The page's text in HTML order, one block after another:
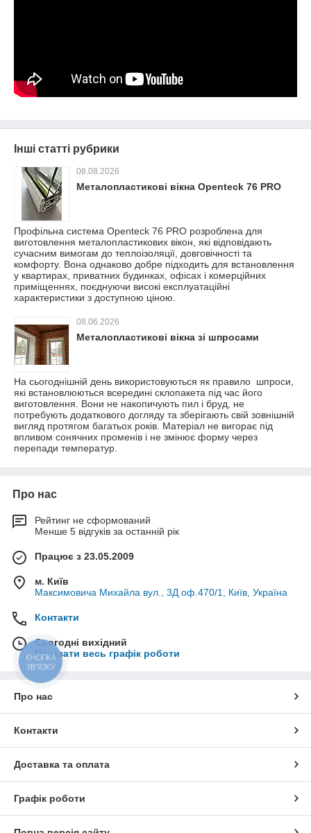
Інші статті рубрики
08.08.2026
Металопластикові вікна Openteck 76 PRO
Профільна система Openteck 76 PRO розроблена для
виготовлення металопластикових вікон, які відповідають
сучасним вимогам до теплоізоляції, довговічності та
комфорту. Вона однаково добре підходить для встановлення
у квартирах, приватних будинках, офісах і комерційних
приміщеннях, поєднуючи високі експлуатаційні
характеристики з доступною ціною.
08.06.2026
Металопластикові вікна зі шпросами
На сьогоднішній день використовуються як правило шпроси,
які встановлюються всередині склопакета під час його
виготовлення. Вони не накопичують пил і бруд, не
потребують додаткового догляду та зберігають свій зовнішній
вигляд протягом багатьох років. Матеріал не вигорає під
впливом сонячних променів і не змінює форму через
перепади температур.
Про нас
Рейтинг не сформований
Менше 5 відгуків за останній рік
Працює з 23.05.2009
м. Київ
Максимовича Михайла вул., 3Д оф.470/1, Київ, Україна
Контакти
Сьогодні вихідний
Показати весь графік роботи
Про нас
Контакти
Доставка та оплата
Графік роботи
КНОПКА
ЗВ'ЯЗКУ